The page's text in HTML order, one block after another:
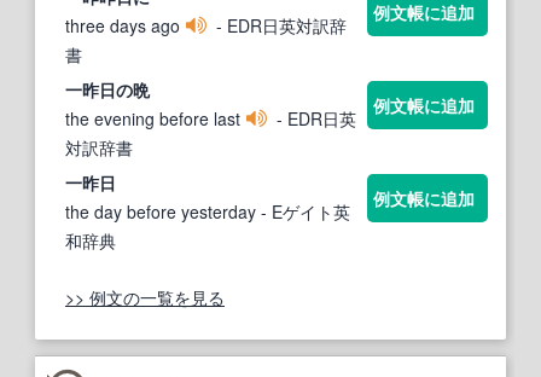
three days ago
- EDR日英対訳辞
書
例文帳に追加
一昨日の晩
the evening before last
- EDR日英
対訳辞書
例文帳に追加
一昨日
the day before yesterday - Eゲイト英
和辞典
例文帳に追加
>> 例文の一覧を見る